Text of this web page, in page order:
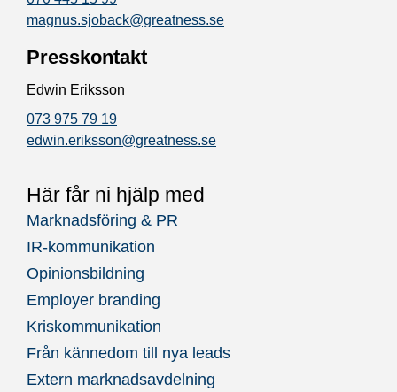
magnus.sjoback@greatness.se
Presskontakt
Edwin Eriksson
073 975 79 19
edwin.eriksson@greatness.se
Här får ni hjälp med
Marknadsföring & PR
IR-kommunikation
Opinionsbildning
Employer branding
Kriskommunikation
Från kännedom till nya leads
Extern marknadsavdelning